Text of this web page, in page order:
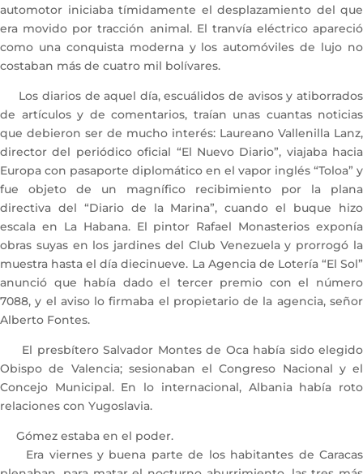
automotor iniciaba tímidamente el desplazamiento del que
era movido por tracción animal. El tranvía eléctrico apareció
como una conquista moderna y los automóviles de lujo no
costaban más de cuatro mil bolívares.
Los diarios de aquel día, escuálidos de avisos y atiborrados
de artículos y de comentarios, traían unas cuantas noticias
que debieron ser de mucho interés: Laureano Vallenilla Lanz,
director del periódico oficial “El Nuevo Diario”, viajaba hacia
Europa con pasaporte diplomático en el vapor inglés “Toloa” y
fue objeto de un magnífico recibimiento por la plana
directiva del “Diario de la Marina”, cuando el buque hizo
escala en La Habana. El pintor Rafael Monasterios exponía
obras suyas en los jardines del Club Venezuela y prorrogó la
muestra hasta el día diecinueve. La Agencia de Lotería “El Sol”
anunció que había dado el tercer premio con el número
7088, y el aviso lo firmaba el propietario de la agencia, señor
Alberto Fontes.
El presbítero Salvador Montes de Oca había sido elegido
Obispo de Valencia; sesionaban el Congreso Nacional y el
Concejo Municipal. En lo internacional, Albania había roto
relaciones con Yugoslavia.
Gómez estaba en el poder.
Era viernes y buena parte de los habitantes de Caracas